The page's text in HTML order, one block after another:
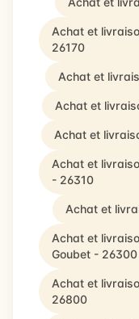
Achat et
26170
Achat et
Achat et
Achat et
Achat et
- 26310
Achat et
Achat et
Goubet - 26300
Achat et
26800